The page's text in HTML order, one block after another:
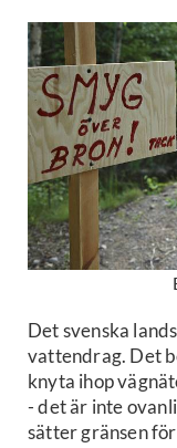
Det svenska
vattendrag. Det
knyta ihop
- det är inte
sätter gränsen